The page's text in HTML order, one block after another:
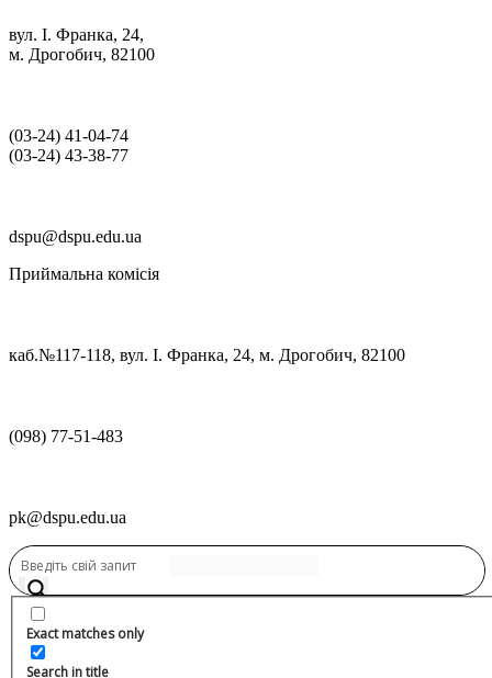
вул. І. Франка, 24,
м. Дрогобич, 82100
(03‑24) 41‑04‑74
(03‑24) 43‑38‑77
dspu@dspu.edu.ua
Приймальна комісія
каб.№117-118, вул. І. Франка, 24, м. Дрогобич, 82100
(098) 77-51-483
pk@dspu.edu.ua
Exact matches only
Search in title
Переглянути нову версію
Переглянути нову версію